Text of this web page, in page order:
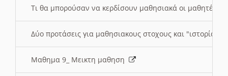
Τι θα μπορούσαν να κερδίσουν μαθησιακά οι μαθητές/
Δύο προτάσεις για μαθησιακους στοχους και "ιστορία"
Μαθημα 9_ Μεικτη μαθηση